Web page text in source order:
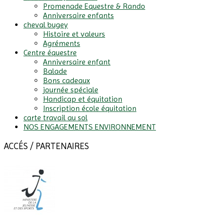
Promenade Equestre & Rando
Anniversaire enfants
cheval bugey
Histoire et valeurs
Agréments
Centre équestre
Anniversaire enfant
Balade
Bons cadeaux
journée spéciale
Handicap et équitation
Inscription école équitation
carte travail au sol
NOS ENGAGEMENTS ENVIRONNEMENT
ACCÉS / PARTENAIRES